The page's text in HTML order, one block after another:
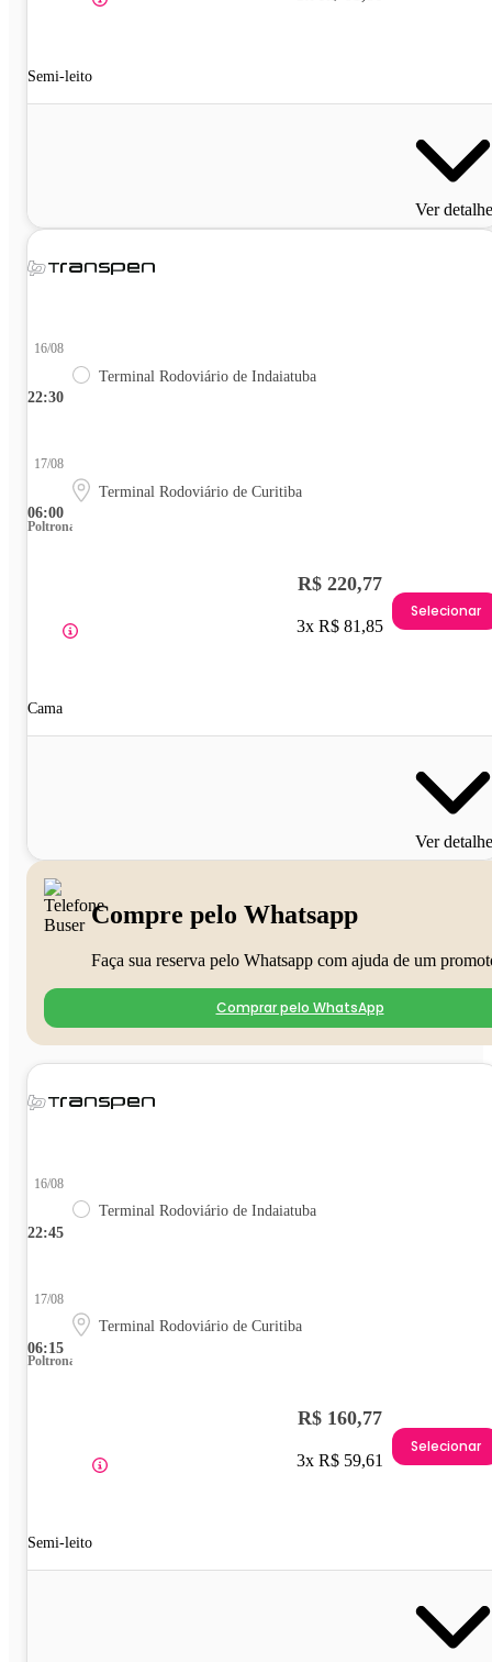
Semi-leito
Ver
22:30
16/08
Terminal Rodoviário de Indaiatuba
06:00
17/08
Terminal Rodoviário de Curitiba
Poltrona
Cama
R$ 220,77
3x R$ 81,85
Selecionar
Ver
Compre pelo Whatsapp
Faça sua reserva pelo Whatsapp com ajuda de um
Comprar pelo WhatsApp
22:45
16/08
Terminal Rodoviário de Indaiatuba
06:15
17/08
Terminal Rodoviário de Curitiba
Poltrona
Semi-leito
R$ 160,77
3x R$ 59,61
Selecionar